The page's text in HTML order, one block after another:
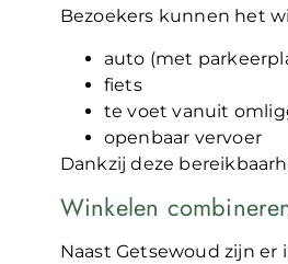
Bezoekers kunnen het
auto (met
fiets
te voet vanuit
openbaar vervoer
Dankzij deze
Winkelen
Naast Getsewoud zijn